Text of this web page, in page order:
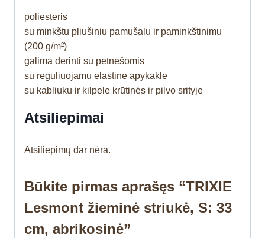
poliesteris
su minkštu pliušiniu pamušalu ir paminkštinimu
(200 g/m²)
galima derinti su petnešomis
su reguliuojamu elastine apykakle
su kabliuku ir kilpele krūtinės ir pilvo srityje
Atsiliepimai
Atsiliepimų dar nėra.
Būkite pirmas aprašęs “TRIXIE
Lesmont žieminė striukė, S: 33
cm, abrikosinė”